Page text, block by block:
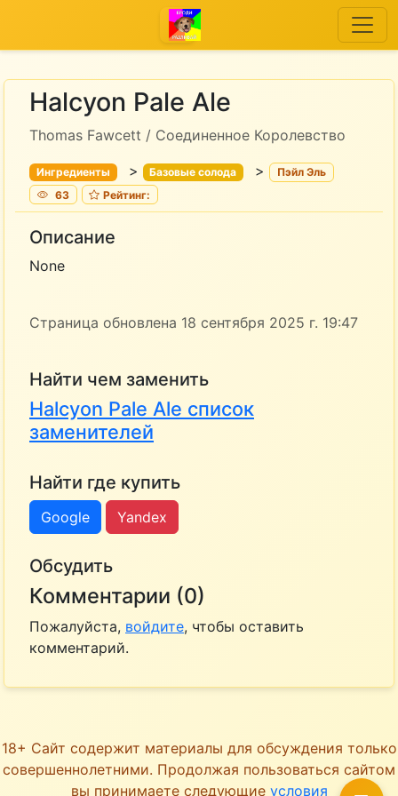
Halcyon Pale Ale
Thomas Fawcett / Соединенное Королевство
Ингредиенты > Базовые солода >
Пэйл Эль
63
Рейтинг:
Описание
None
Страница обновлена 18 сентября 2025 г. 19:47
Найти чем заменить
Halcyon Pale Ale список
заменителей
Найти где купить
Google Yandex
Обсудить
Комментарии (0)
Пожалуйста, войдите, чтобы оставить
комментарий.
18+ Сайт содержит материалы для обсуждения только
совершеннолетними. Продолжая пользоваться сайтом
вы принимаете следующие условия